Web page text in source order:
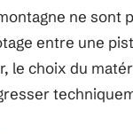
ne sont
entre une
le choix du